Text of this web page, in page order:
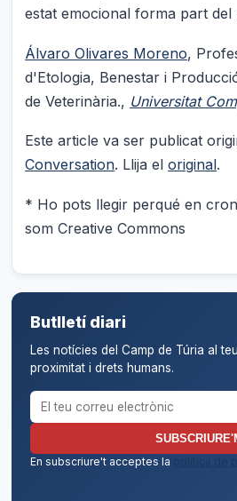
estat emocional forma part del
Álvaro Olivares Moreno,
d'Etologia, Benestar i
de Veterinària., Universitat
Este article va ser publicat
Conversation. Llija eloriginal.
* Ho pots llegir perqué en
som Creative Commons
Butlletí diari
Les notícies del Camp de Túria al
proximitat i drets humans.
Correu electrònic per al butlletí
En subscriure't acceptes la
política de